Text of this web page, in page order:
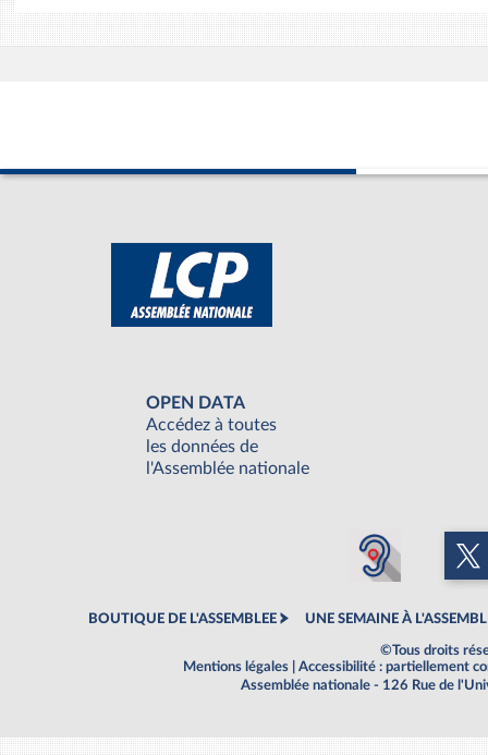
OPEN DATA
Accédez à toutes
les données de
l'Assemblée nationale
BOUTIQUE DE L'ASSEMBLEE UNE SEMAINE À
©Tous droits
Mentions légales
Accessibilité : partiellement
Assemblée nationale - 126 Rue de